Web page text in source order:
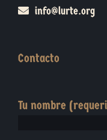
info@lurte.org
Contacto
Tu nombre